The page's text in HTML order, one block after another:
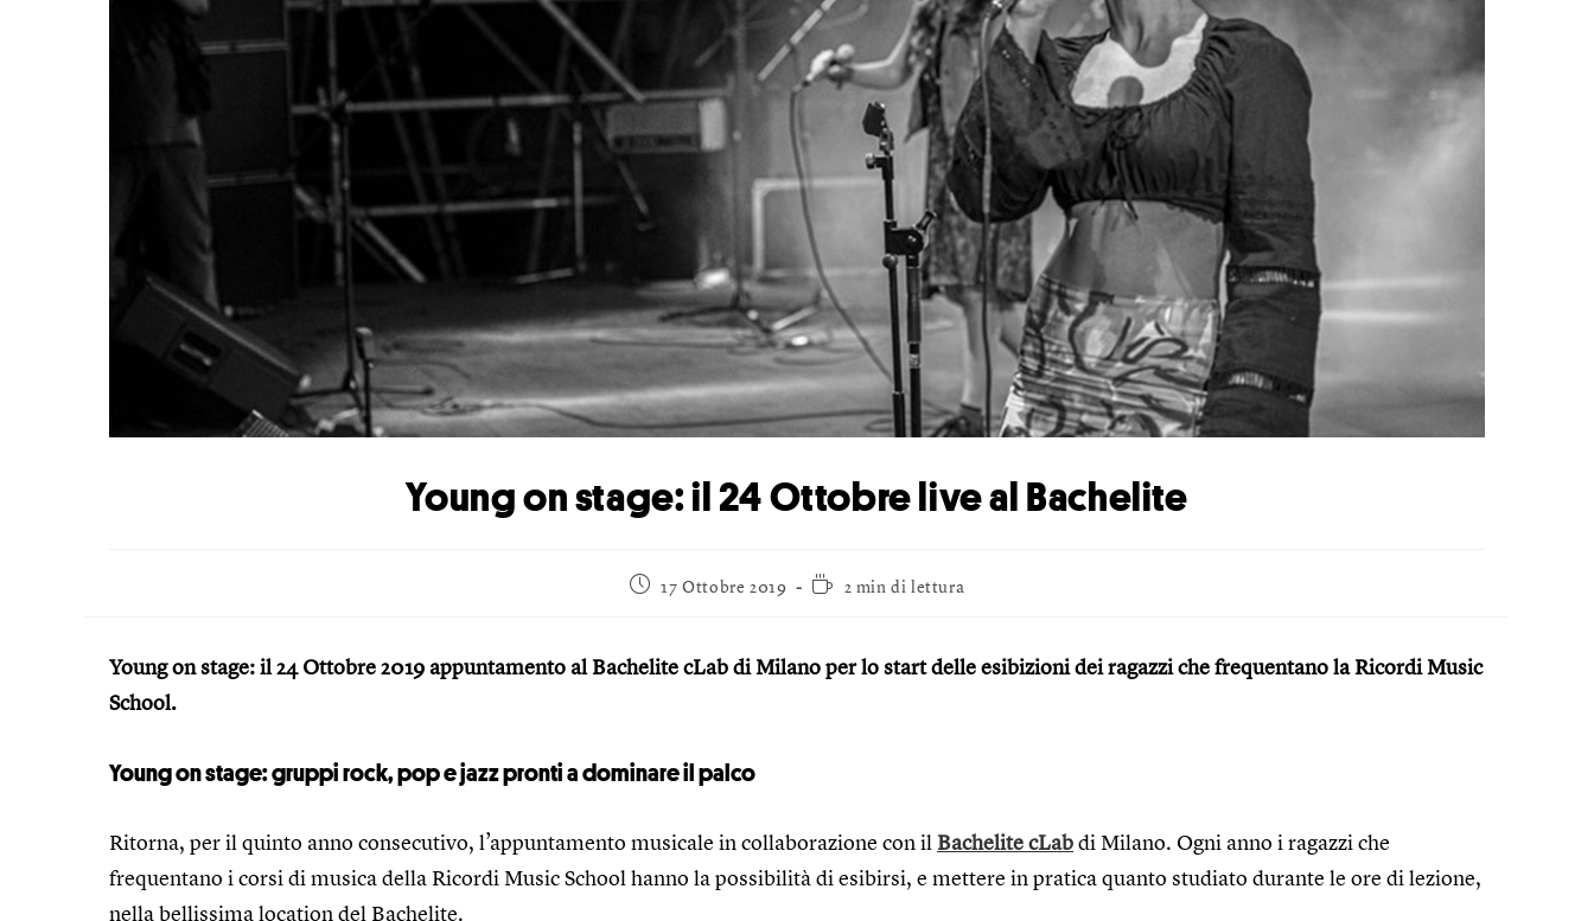
Young on stage: il 24 Ottobre live al Bachelite
17 Ottobre 2019 2 min di lettura
Young on stage: il 24 Ottobre 2019 appuntamento al Bachelite cLab di Milano per lo start delle esibizioni dei ragazzi che frequentano la Ricordi Music
School.
Young on stage: gruppi rock, pop e jazz pronti a dominare il palco
Ritorna, per il quinto anno consecutivo, l’appuntamento musicale in collaborazione con ilBachelite cLabdi Milano. Ogni anno i ragazzi che
frequentano i corsi di musica della Ricordi Music School hanno la possibilità di esibirsi, e mettere in pratica quanto studiato durante le ore di lezione,
nella bellissima location del Bachelite.